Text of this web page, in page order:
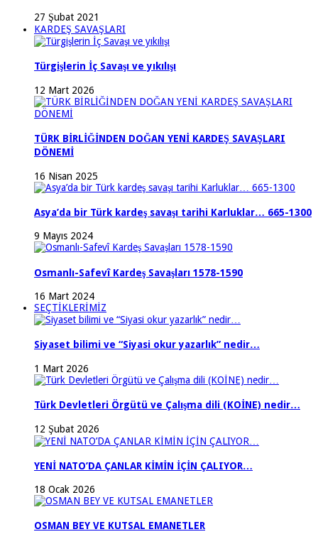
27 Şubat 2021
KARDEŞ SAVAŞLARI
Türgişlerin İç Savaşı ve yıkılışı
12 Mart 2026
TÜRK BİRLİĞİNDEN DOĞAN YENİ KARDEŞ SAVAŞLARI
DÖNEMİ
16 Nisan 2025
Asya’da bir Türk kardeş savaşı tarihi Karluklar… 665-1300
9 Mayıs 2024
Osmanlı-Safevî Kardeş Savaşları 1578-1590
16 Mart 2024
SEÇTİKLERİMİZ
Siyaset bilimi ve “Siyasi okur yazarlık” nedir…
1 Mart 2026
Türk Devletleri Örgütü ve Çalışma dili (KOİNE) nedir…
12 Şubat 2026
YENİ NATO’DA ÇANLAR KİMİN İÇİN ÇALIYOR…
18 Ocak 2026
OSMAN BEY VE KUTSAL EMANETLER